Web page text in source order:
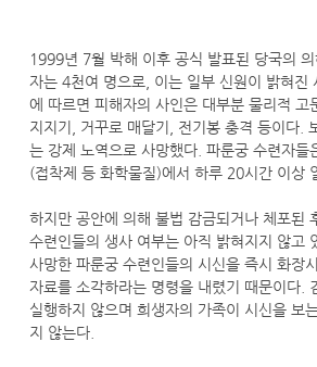
1999년 7월 박해 이후 공식 발표된 당국의
자는 4천여 명으로, 이는 일부 신원이 밝혀진
에 따르면 피해자의 사인은 대부분 물리적 고
지지기, 거꾸로 매달기, 전기봉 충격 등이다.
는 강제 노역으로 사망했다. 파룬궁 수련자들
(접착제 등 화학물질)에서 하루 20시간 이상
하지만 공안에 의해 불법 감금되거나 체포된
수련인들의 생사 여부는 아직 밝혀지지 않고
사망한 파룬궁 수련인들의 시신을 즉시 화장
자료를 소각하라는 명령을 내렸기 때문이다.
실행하지 않으며 희생자의 가족이 시신을 보
지 않는다.